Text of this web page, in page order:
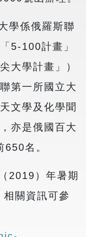
學係俄羅斯聯
5-100計畫」
大學計畫」）
第一所國立大
文學及化學聞
亦是俄國百大
名。
2019）年暑期
相關資訊可參